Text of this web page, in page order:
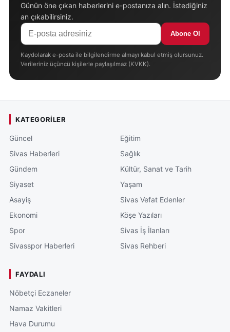
Günün öne çıkan haberlerini e-postanıza alın. İstediğiniz
an çıkabilirsiniz.
Abone Ol
Kaydolarak e-posta ile bilgilendirme almayı kabul etmiş olursunuz.
Verileriniz üçüncü kişilerle paylaşılmaz (KVKK).
KATEGORILER
Güncel
Sivas Haberleri
Gündem
Siyaset
Asayiş
Ekonomi
Spor
Sivasspor Haberleri
Eğitim
Sağlık
Kültür, Sanat ve Tarih
Yaşam
Sivas Vefat Edenler
Köşe Yazıları
Sivas İş İlanları
Sivas Rehberi
FAYDALI
Nöbetçi Eczaneler
Namaz Vakitleri
Hava Durumu